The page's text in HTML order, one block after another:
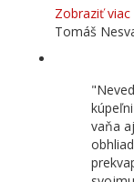
Zobraziť viac
Tomáš
vaňa